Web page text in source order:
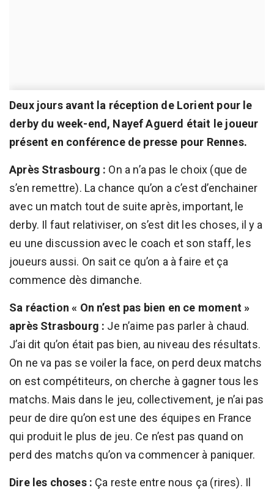
Deux jours avant la réception de Lorient pour le
derby du week-end, Nayef Aguerd était le joueur
présent en conférence de presse pour Rennes.
Après Strasbourg : On a n’a pas le choix (que de
s’en remettre). La chance qu’on a c’est d’enchainer
avec un match tout de suite après, important, le
derby. Il faut relativiser, on s’est dit les choses, il y a
eu une discussion avec le coach et son staff, les
joueurs aussi. On sait ce qu’on a à faire et ça
commence dès dimanche.
Sa réaction « On n’est pas bien en ce moment »
après Strasbourg : Je n’aime pas parler à chaud.
J’ai dit qu’on était pas bien, au niveau des résultats.
On ne va pas se voiler la face, on perd deux matchs
on est compétiteurs, on cherche à gagner tous les
matchs. Mais dans le jeu, collectivement, je n’ai pas
peur de dire qu’on est une des équipes en France
qui produit le plus de jeu. Ce n’est pas quand on
perd des matchs qu’on va commencer à paniquer.
Dire les choses : Ça reste entre nous ça (rires). Il